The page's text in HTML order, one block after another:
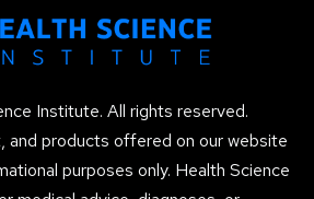
Institute. All rights reserved.
and products offered on our website
purposes only. Health Science